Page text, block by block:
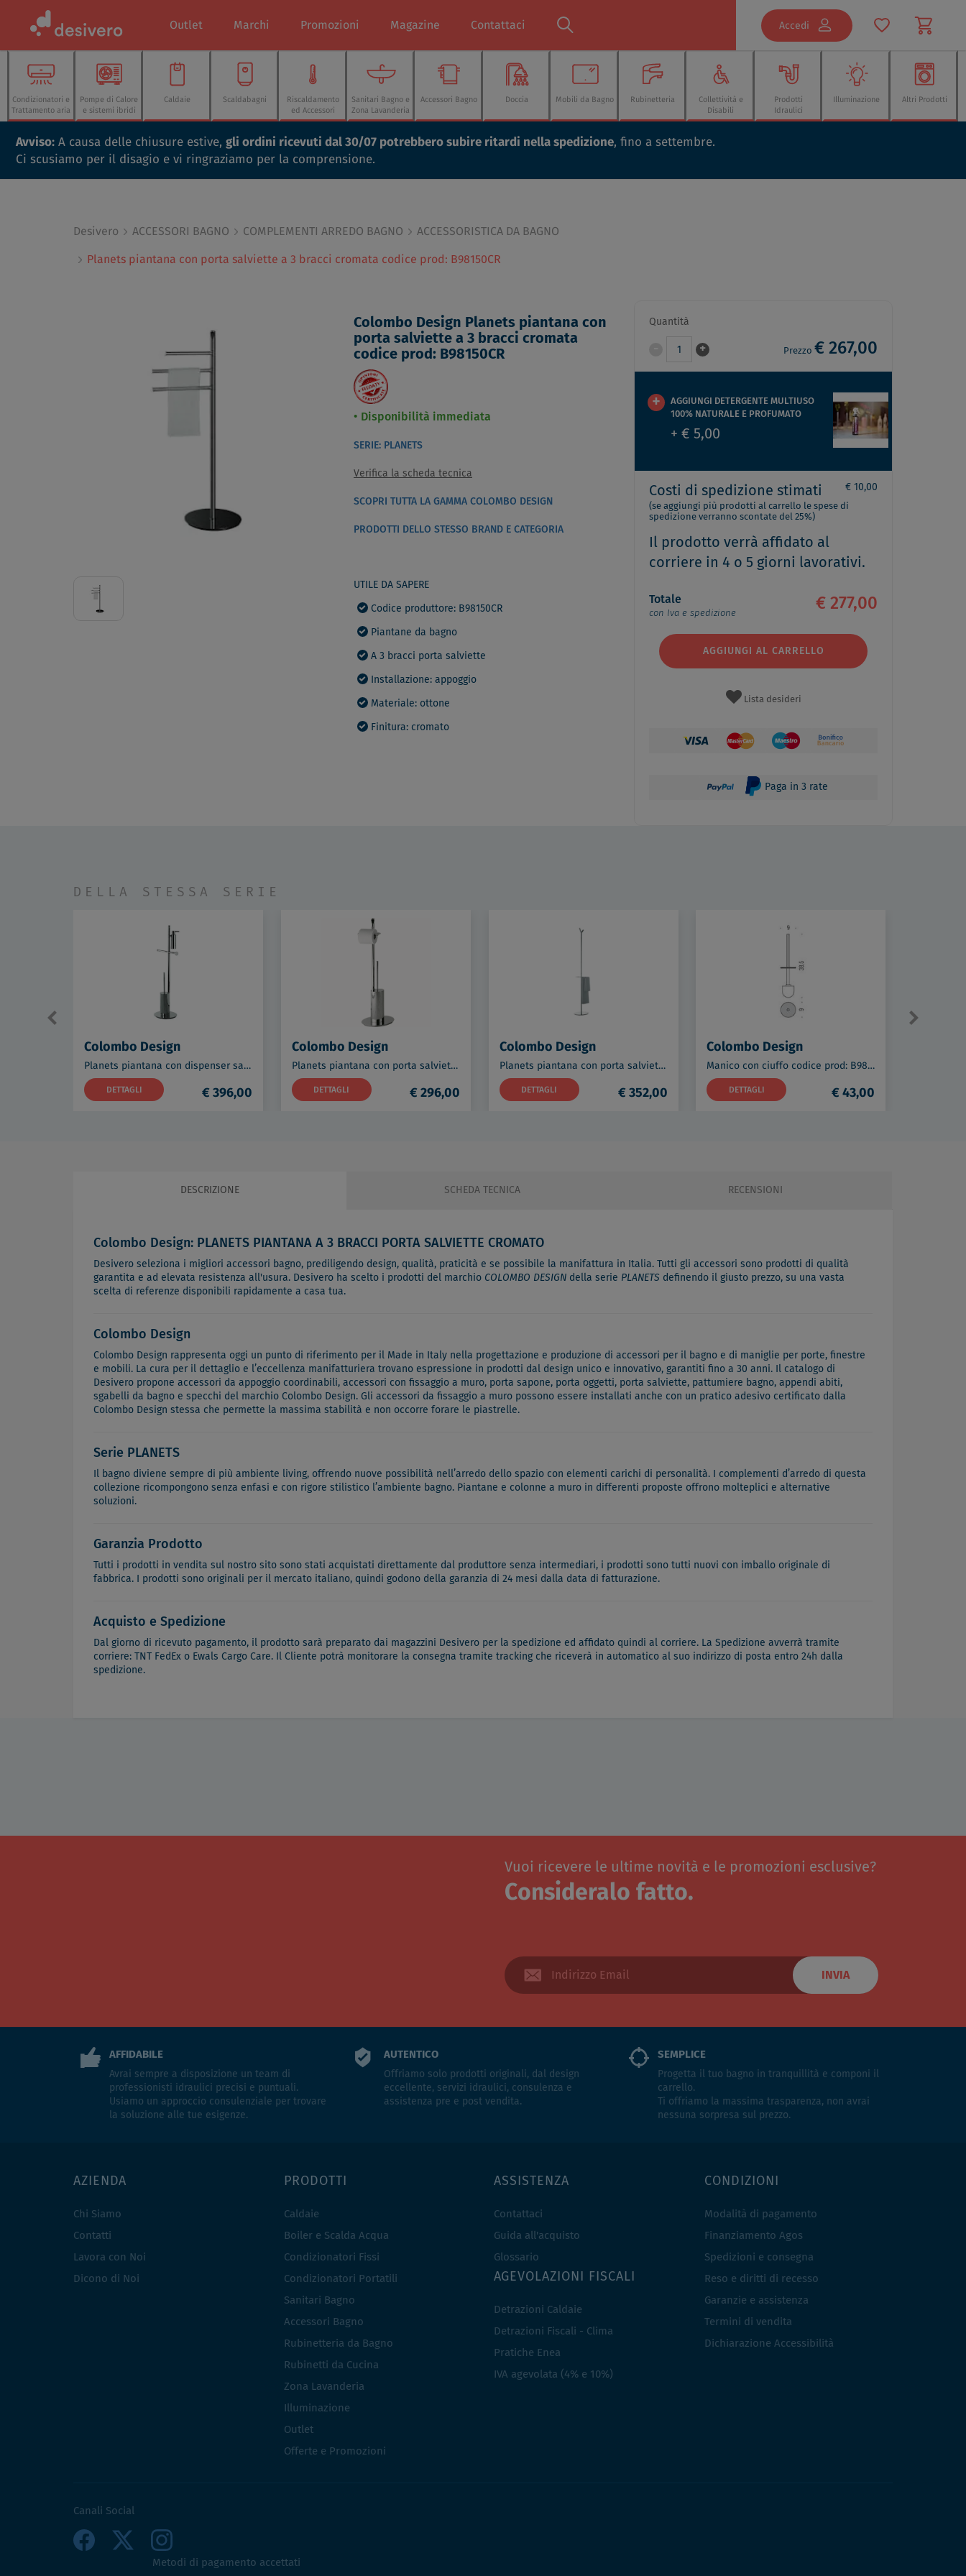
Outlet Marchi Promozioni Magazine Contattaci Accedi
Condizionatori e
Trattamento aria
Pompe di Calore
e sistemi ibridi
Caldaie Scaldabagni
Riscaldamento
ed Accessori
Sanitari Bagno e
Zona Lavanderia
Accessori Bagno Doccia Mobili da Bagno Rubinetteria
Collettività e
Disabili
Prodotti
Idraulici
Illuminazione Altri Prodotti
Avviso: A causa delle chiusure estive, gli ordini ricevuti dal 30/07 potrebbero subire ritardi nella spedizione, fino a settembre.
Ci scusiamo per il disagio e vi ringraziamo per la comprensione.
Desivero ACCESSORI BAGNO COMPLEMENTI ARREDO BAGNO
ACCESSORISTICA DA BAGNO
Planets piantana con porta salviette a 3 bracci cromata codice prod: B98150CR
Colombo Design Planets piantana con
porta salviette a 3 bracci cromata
codice prod: B98150CR
Disponibilità immediata
SERIE: PLANETS
Verifica la scheda tecnica
SCOPRI TUTTA LA GAMMA COLOMBO DESIGN
PRODOTTI DELLO STESSO BRAND E CATEGORIA
UTILE DA SAPERE
Codice produttore: B98150CR
Piantane da bagno
A 3 bracci porta salviette
Installazione: appoggio
Materiale: ottone
Finitura: cromato
Quantità
1 + Prezzo € 267,00
AGGIUNGI DETERGENTE MULTIUSO
100% NATURALE E PROFUMATO
+ € 5,00
Costi di spedizione stimati € 10,00
(se aggiungi più prodotti al carrello le spese di
spedizione verranno scontate del 25%)
Il prodotto verrà affidato al
corriere in 4 o 5 giorni lavorativi.
Totale
con Iva e spedizione
€ 277,00
AGGIUNGI AL CARRELLO
Lista desideri
Paga in 3 rate
DELLA STESSA SERIE
Colombo Design
Planets piantana con dispenser sapone porta salviette 22 cm, rotolo e porta scopino cromata codice prod: B98190CR
DETTAGLI € 396,00
Colombo Design
Planets piantana con porta salviette e portascopino cromata codice prod: B98070CR
DETTAGLI € 296,00
Colombo Design
Planets piantana con porta salviette e 2 appendiabiti cromata codice prod: B98040CR
DETTAGLI € 352,00
Colombo Design
Manico con ciuffo codice prod: B98580CR
DETTAGLI € 43,00
DESCRIZIONE SCHEDA TECNICA RECENSIONI
Colombo Design: PLANETS PIANTANA A 3 BRACCI PORTA SALVIETTE CROMATO
Desivero seleziona i migliori accessori bagno, prediligendo design, qualità, praticità e se possibile la manifattura in Italia. Tutti gli accessori sono prodotti di qualità
garantita e ad elevata resistenza all'usura. Desivero ha scelto i prodotti del marchio COLOMBO DESIGN della serie PLANETS definendo il giusto prezzo, su una vasta
scelta di referenze disponibili rapidamente a casa tua.
Colombo Design
Colombo Design rappresenta oggi un punto di riferimento per il Made in Italy nella progettazione e produzione di accessori per il bagno e di maniglie per porte, finestre
e mobili. La cura per il dettaglio e l’eccellenza manifatturiera trovano espressione in prodotti dal design unico e innovativo, garantiti fino a 30 anni. Il catalogo di
Desivero propone accessori da appoggio coordinabili, accessori con fissaggio a muro, porta sapone, porta oggetti, porta salviette, pattumiere bagno, appendi abiti,
sgabelli da bagno e specchi del marchio Colombo Design. Gli accessori da fissaggio a muro possono essere installati anche con un pratico adesivo certificato dalla
Colombo Design stessa che permette la massima stabilità e non occorre forare le piastrelle.
Serie PLANETS
Il bagno diviene sempre di più ambiente living, offrendo nuove possibilità nell’arredo dello spazio con elementi carichi di personalità. I complementi d’arredo di questa
collezione ricompongono senza enfasi e con rigore stilistico l’ambiente bagno. Piantane e colonne a muro in differenti proposte offrono molteplici e alternative
soluzioni.
Garanzia Prodotto
Tutti i prodotti in vendita sul nostro sito sono stati acquistati direttamente dal produttore senza intermediari, i prodotti sono tutti nuovi con imballo originale di
fabbrica. I prodotti sono originali per il mercato italiano, quindi godono della garanzia di 24 mesi dalla data di fatturazione.
Acquisto e Spedizione
Dal giorno di ricevuto pagamento, il prodotto sarà preparato dai magazzini Desivero per la spedizione ed affidato quindi al corriere. La Spedizione avverrà tramite
corriere: TNT FedEx o Ewals Cargo Care. Il Cliente potrà monitorare la consegna tramite tracking che riceverà in automatico al suo indirizzo di posta entro 24h dalla
spedizione.
Vuoi ricevere le ultime novità e le promozioni esclusive?
Consideralo fatto.
INVIA
AFFIDABILE
Avrai sempre a disposizione un team di
professionisti idraulici precisi e puntuali.
Usiamo un approccio consulenziale per trovare
la soluzione alle tue esigenze.
AUTENTICO
Offriamo solo prodotti originali, dal design
eccellente, servizi idraulici, consulenza e
assistenza pre e post vendita.
SEMPLICE
Progetta il tuo bagno in tranquillità e componi il
carrello.
Ti offriamo la massima trasparenza, non avrai
nessuna sorpresa sul prezzo.
AZIENDA
Chi Siamo
Contatti
Lavora con Noi
Dicono di Noi
PRODOTTI
Caldaie
Boiler e Scalda Acqua
Condizionatori Fissi
Condizionatori Portatili
Sanitari Bagno
Accessori Bagno
Rubinetteria da Bagno
Rubinetti da Cucina
Zona Lavanderia
Illuminazione
Outlet
Offerte e Promozioni
ASSISTENZA
Contattaci
Guida all'acquisto
Glossario
AGEVOLAZIONI FISCALI
Detrazioni Caldaie
Detrazioni Fiscali - Clima
Pratiche Enea
IVA agevolata (4% e 10%)
CONDIZIONI
Modalità di pagamento
Finanziamento Agos
Spedizioni e consegna
Reso e diritti di recesso
Garanzie e assistenza
Termini di vendita
Dichiarazione Accessibilità
Canali Social
Metodi di pagamento accettati